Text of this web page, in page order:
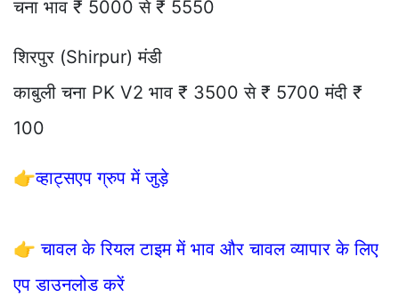
चना भाव ₹ 5000 से ₹ 5550
शिरपुर (Shirpur) मंडी
काबुली चना PK V2 भाव ₹ 3500 से ₹ 5700 मंदी ₹
100
👉व्हाट्सएप ग्रुप में जुड़े
👉चावल के रियल टाइम में भाव और चावल व्यापार के लिए
एप डाउनलोड करें